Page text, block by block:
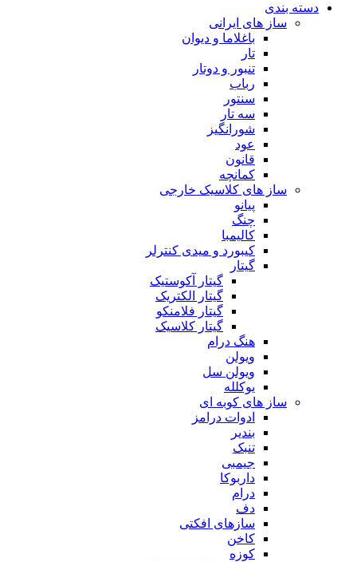
دسته بندی
ساز های ایرانی
باغلاما و دیوان
تار
تنبور و دوتار
رباب
سنتور
سه تار
شورانگیز
عود
قانون
کمانچه
ساز های کلاسیک خارجی
پیانو
چنگ
کالیمبا
کیبورد و میدی کنترلر
گیتار
گیتار آکوستیک
گیتار الکتریک
گیتار فلامنکو
گیتار کلاسیک
هنگ درام
ویولن
ویولن سل
یوکلله
ساز های کوبه ای
ادوات درامز
بندیر
تنبک
جیمبی
داربوکا
درام
دف
سازهای افکتی
کاخن
کوزه